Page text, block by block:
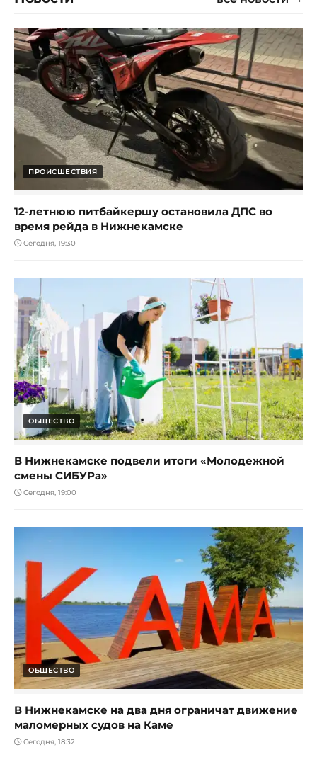
ПРОИСШЕСТВИЯ
12-летнюю питбайкершу остановила ДПС во
время рейда в Нижнекамске
Сегодня, 19:30
ОБЩЕСТВО
В Нижнекамске подвели итоги «Молодежной
смены СИБУРа»
Сегодня, 19:00
ОБЩЕСТВО
В Нижнекамске на два дня ограничат движение
маломерных судов на Каме
Сегодня, 18:32